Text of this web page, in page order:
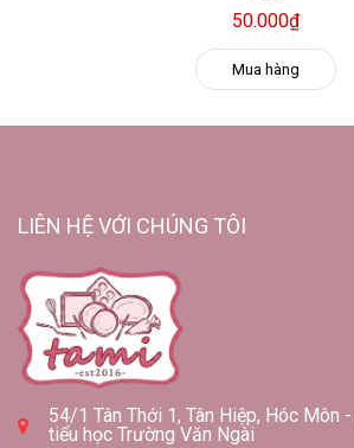
50.000₫
Mua hàng
LIÊN HỆ VỚI CHÚNG TÔI
54/1 Tân Thới 1, Tân Hiệp, Hóc Môn
tiểu học Trường Văn Ngài